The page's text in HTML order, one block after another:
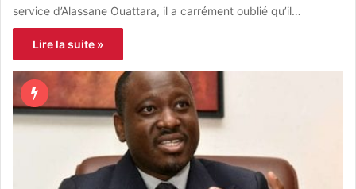
service d’Alassane Ouattara, il a carrément oublié qu’il…
Lire la suite »